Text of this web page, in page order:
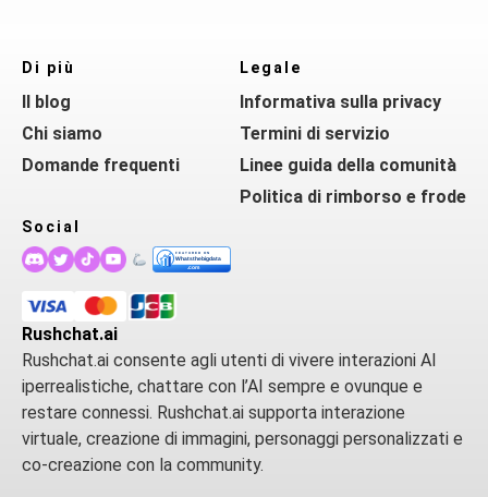
Rushchat.ai
Rushchat.ai consente agli utenti di vivere interazioni AI
iperrealistiche, chattare con l’AI sempre e ovunque e
restare connessi. Rushchat.ai supporta interazione
virtuale, creazione di immagini, personaggi personalizzati e
co-creazione con la community.
Di più
Il blog
Chi siamo
Domande frequenti
Legale
Informativa sulla privacy
Termini di servizio
Linee guida della comunità
Politica di rimborso e frode
Social